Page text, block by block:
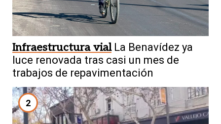
Infraestructura vial La Benavídez ya
luce renovada tras casi un mes de
trabajos de repavimentación
2